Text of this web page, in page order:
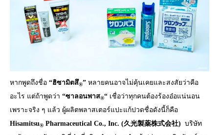
หากพูดถึงชื่อ “ฮิซามิตสึ®” หลายคนอาจไม่คุ้นเคยและสงสัยว่าคือ
อะไร แต่ถ้าพูดว่า “ซาลอนพาส®“ เชื่อว่าทุกคนต้องร้องอ๋อแน่นอน
เพราะจริง ๆ แล้ว ผู้ผลิตพลาสเตอร์แปะแก้ปวดชื่อดังนี้ก็คือ
Hisamitsu® Pharmaceutical Co., Inc. (久光製薬株式会社) บริษัท